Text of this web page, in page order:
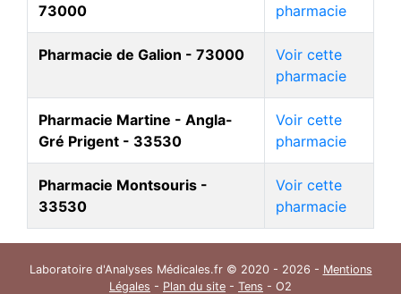
73000
pharmacie
Pharmacie de Galion - 73000
Voir cette
pharmacie
Pharmacie Martine - Angla-
Gré Prigent - 33530
Voir cette
pharmacie
Pharmacie Montsouris -
33530
Voir cette
pharmacie
Laboratoire d'Analyses Médicales.fr © 2020 - 2026 - Mentions
Légales - Plan du site - Tens - O2